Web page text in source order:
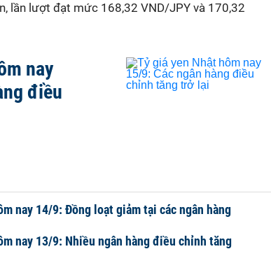
lần lượt đạt mức 168,32 VND/JPY và 170,32
nay
điều
nay 14/9: Đồng loạt giảm tại các ngân hàng
nay 13/9: Nhiều ngân hàng điều chỉnh tăng